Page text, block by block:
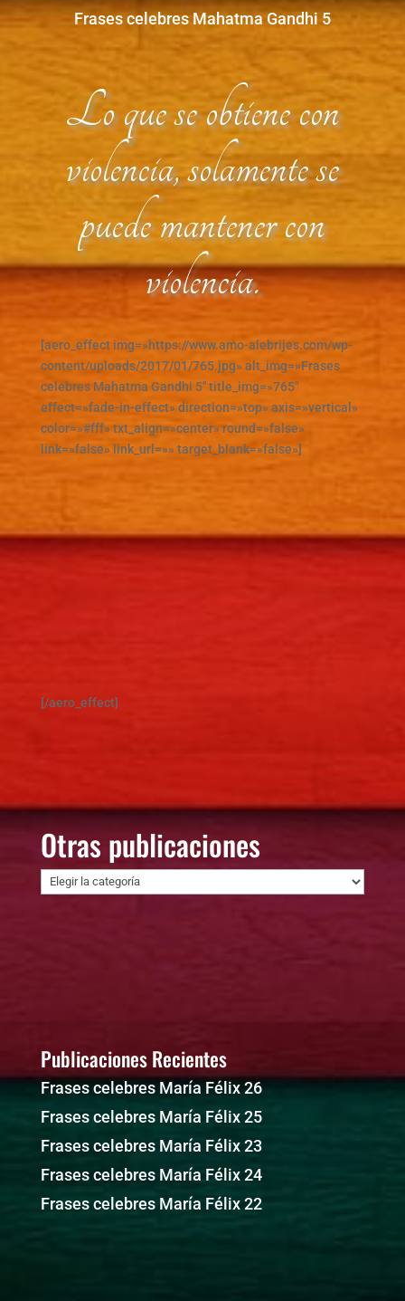
Frases celebres Mahatma Gandhi 5
Lo que se obtiene con
violencia, solamente se
puede mantener con
violencia.
[aero_effect img=»https://www.amo-alebrijes.com/wp-
content/uploads/2017/01/765.jpg» alt_img=»Frases
celebres Mahatma Gandhi 5″ title_img=»765″
effect=»fade-in-effect» direction=»top» axis=»vertical»
color=»#fff» txt_align=»center» round=»false»
link=»false» link_url=»» target_blank=»false»]
[/aero_effect]
Otras publicaciones
Otras
publicaciones
Publicaciones Recientes
Frases celebres María Félix 26
Frases celebres María Félix 25
Frases celebres María Félix 23
Frases celebres María Félix 24
Frases celebres María Félix 22